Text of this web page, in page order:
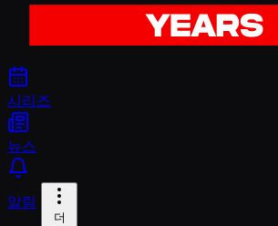
시리즈
뉴스
알림
더